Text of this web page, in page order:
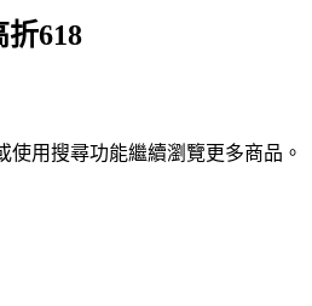
618
使用搜尋功能繼續瀏覽更多商品。